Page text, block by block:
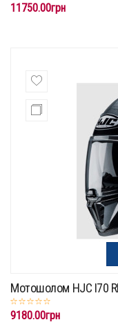
11750.00грн
Мотошолом HJC I70
9180.00грн